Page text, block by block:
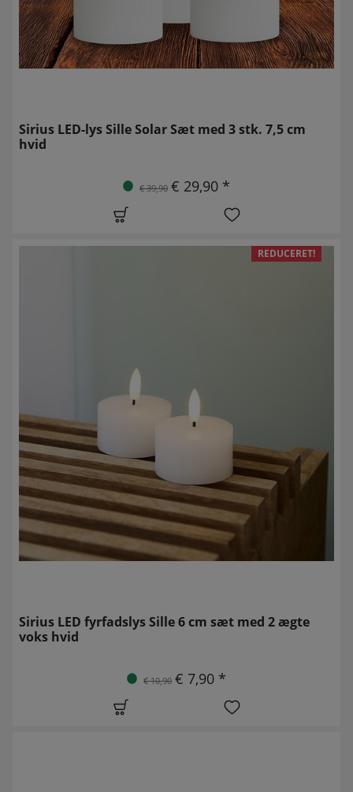
Sirius LED-lys Sille Solar Sæt med 3 stk. 7,5 cm
hvid
€ 39,90 € 29,90 *
REDUCERET!
Sirius LED fyrfadslys Sille 6 cm sæt med 2 ægte
voks hvid
€ 10,90 € 7,90 *